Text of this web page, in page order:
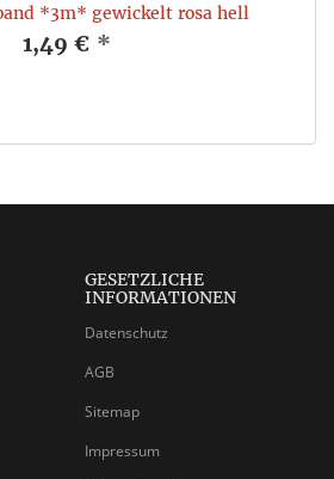
*3m* gewickelt rosa hell
1,49 € *
GESETZLICHE
INFORMATIONEN
Datenschutz
AGB
Sitemap
Impressum